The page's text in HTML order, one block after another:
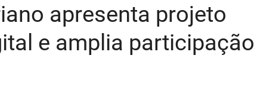
apresenta projeto
e amplia participação